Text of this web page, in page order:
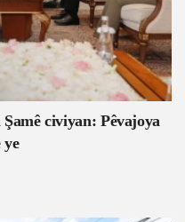
civiyan: Pêvajoya
ye